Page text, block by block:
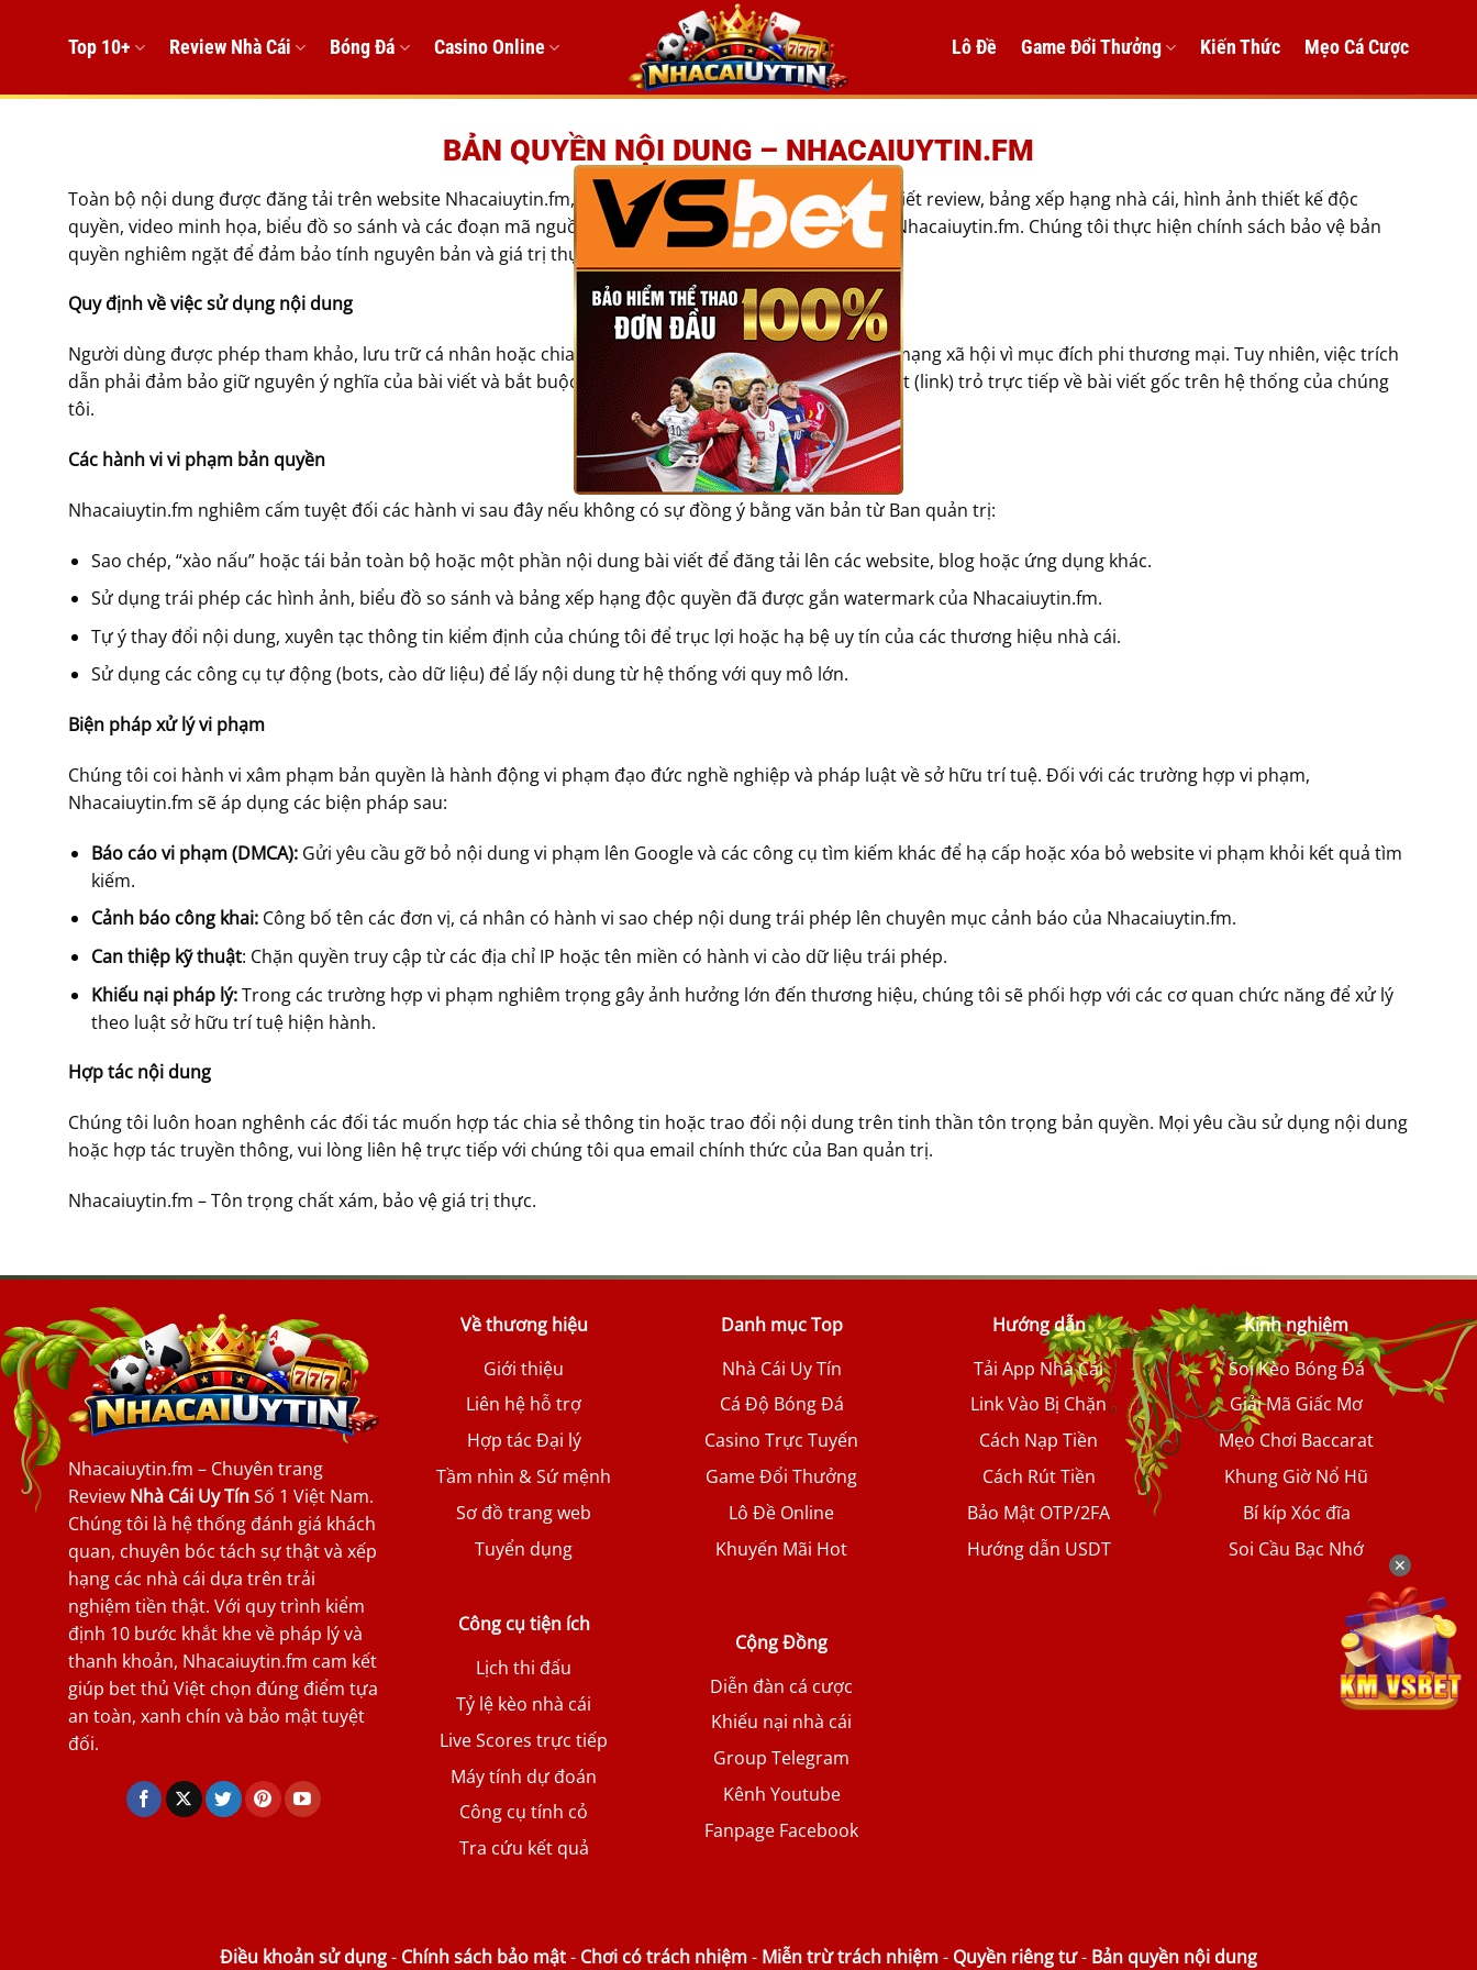
dung
Top 10+ Review Nhà Cái Bóng Đá Casino Online Lô Đề Game Đổi Thưởng Kiến Thức Mẹo Cá Cược
BẢN QUYỀN NỘI DUNG – NHACAIUYTIN.FM
Toàn bộ nội dung được đăng tải trên website Nhacaiuytin.fm, bao gồm nhưng không giới hạn ở: Bài viết review, bảng xếp hạng nhà cái, hình ảnh thiết kế độc
quyền, video minh họa, biểu đồ so sánh và các đoạn mã nguồn, đều thuộc quyền sở hữu trí tuệ của Nhacaiuytin.fm. Chúng tôi thực hiện chính sách bảo vệ bản
quyền nghiêm ngặt để đảm bảo tính nguyên bản và giá trị thực tế cho cộng đồng người chơi.
Quy định về việc sử dụng nội dung
Người dùng được phép tham khảo, lưu trữ cá nhân hoặc chia sẻ nội dung từ Nhacaiuytin.fm lên các mạng xã hội vì mục đích phi thương mại. Tuy nhiên, việc trích
dẫn phải đảm bảo giữ nguyên ý nghĩa của bài viết và bắt buộc phải ghi rõ nguồn gốc kèm theo liên kết (link) trỏ trực tiếp về bài viết gốc trên hệ thống của chúng
tôi.
Các hành vi vi phạm bản quyền
Nhacaiuytin.fm nghiêm cấm tuyệt đối các hành vi sau đây nếu không có sự đồng ý bằng văn bản từ Ban quản trị:
Sao chép, “xào nấu” hoặc tái bản toàn bộ hoặc một phần nội dung bài viết để đăng tải lên các website, blog hoặc ứng dụng khác.
Sử dụng trái phép các hình ảnh, biểu đồ so sánh và bảng xếp hạng độc quyền đã được gắn watermark của Nhacaiuytin.fm.
Tự ý thay đổi nội dung, xuyên tạc thông tin kiểm định của chúng tôi để trục lợi hoặc hạ bệ uy tín của các thương hiệu nhà cái.
Sử dụng các công cụ tự động (bots, cào dữ liệu) để lấy nội dung từ hệ thống với quy mô lớn.
Biện pháp xử lý vi phạm
Chúng tôi coi hành vi xâm phạm bản quyền là hành động vi phạm đạo đức nghề nghiệp và pháp luật về sở hữu trí tuệ. Đối với các trường hợp vi phạm,
Nhacaiuytin.fm sẽ áp dụng các biện pháp sau:
Báo cáo vi phạm (DMCA):Gửi yêu cầu gỡ bỏ nội dung vi phạm lên Google và các công cụ tìm kiếm khác để hạ cấp hoặc xóa bỏ website vi phạm khỏi kết quả tìm
kiếm.
Cảnh báo công khai:Công bố tên các đơn vị, cá nhân có hành vi sao chép nội dung trái phép lên chuyên mục cảnh báo của Nhacaiuytin.fm.
Can thiệp kỹ thuật: Chặn quyền truy cập từ các địa chỉ IP hoặc tên miền có hành vi cào dữ liệu trái phép.
Khiếu nại pháp lý:Trong các trường hợp vi phạm nghiêm trọng gây ảnh hưởng lớn đến thương hiệu, chúng tôi sẽ phối hợp với các cơ quan chức năng để xử lý
theo luật sở hữu trí tuệ hiện hành.
Hợp tác nội dung
Chúng tôi luôn hoan nghênh các đối tác muốn hợp tác chia sẻ thông tin hoặc trao đổi nội dung trên tinh thần tôn trọng bản quyền. Mọi yêu cầu sử dụng nội dung
hoặc hợp tác truyền thông, vui lòng liên hệ trực tiếp với chúng tôi qua email chính thức của Ban quản trị.
Nhacaiuytin.fm – Tôn trọng chất xám, bảo vệ giá trị thực.
Nhacaiuytin.fm – Chuyên trang
Review Nhà Cái Uy TínSố 1 Việt Nam.
Chúng tôi là hệ thống đánh giá khách
quan, chuyên bóc tách sự thật và xếp
hạng các nhà cái dựa trên trải
nghiệm tiền thật. Với quy trình kiểm
định 10 bước khắt khe về pháp lý và
thanh khoản, Nhacaiuytin.fm cam kết
giúp bet thủ Việt chọn đúng điểm tựa
an toàn, xanh chín và bảo mật tuyệt
đối.
Về thương hiệu
Giới thiệu
Liên hệ hỗ trợ
Hợp tác Đại lý
Tầm nhìn & Sứ mệnh
Sơ đồ trang web
Tuyển dụng
Danh mục Top
Nhà Cái Uy Tín
Cá Độ Bóng Đá
Casino Trực Tuyến
Game Đổi Thưởng
Lô Đề Online
Khuyến Mãi Hot
Hướng dẫn
Tải App Nhà Cái
Link Vào Bị Chặn
Cách Nạp Tiền
Cách Rút Tiền
Bảo Mật OTP/2FA
Hướng dẫn USDT
Kinh nghiệm
Soi Kèo Bóng Đá
Giải Mã Giấc Mơ
Mẹo Chơi Baccarat
Khung Giờ Nổ Hũ
Bí kíp Xóc đĩa
Soi Cầu Bạc Nhớ
Công cụ tiện ích
Lịch thi đấu
Tỷ lệ kèo nhà cái
Live Scores trực tiếp
Máy tính dự đoán
Công cụ tính cỏ
Tra cứu kết quả
Cộng Đồng
Diễn đàn cá cược
Khiếu nại nhà cái
Group Telegram
Kênh Youtube
Fanpage Facebook
Điều khoản sử dụng- Chính sách bảo mật- Chơi có trách nhiệm- Miễn trừ trách nhiệm- Quyền riêng tư- Bản quyền nội dung
✕
×